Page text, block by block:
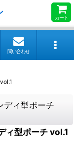
カート
問い合わせ
ディ型ポーチ
ィ型ポーチ vol.1